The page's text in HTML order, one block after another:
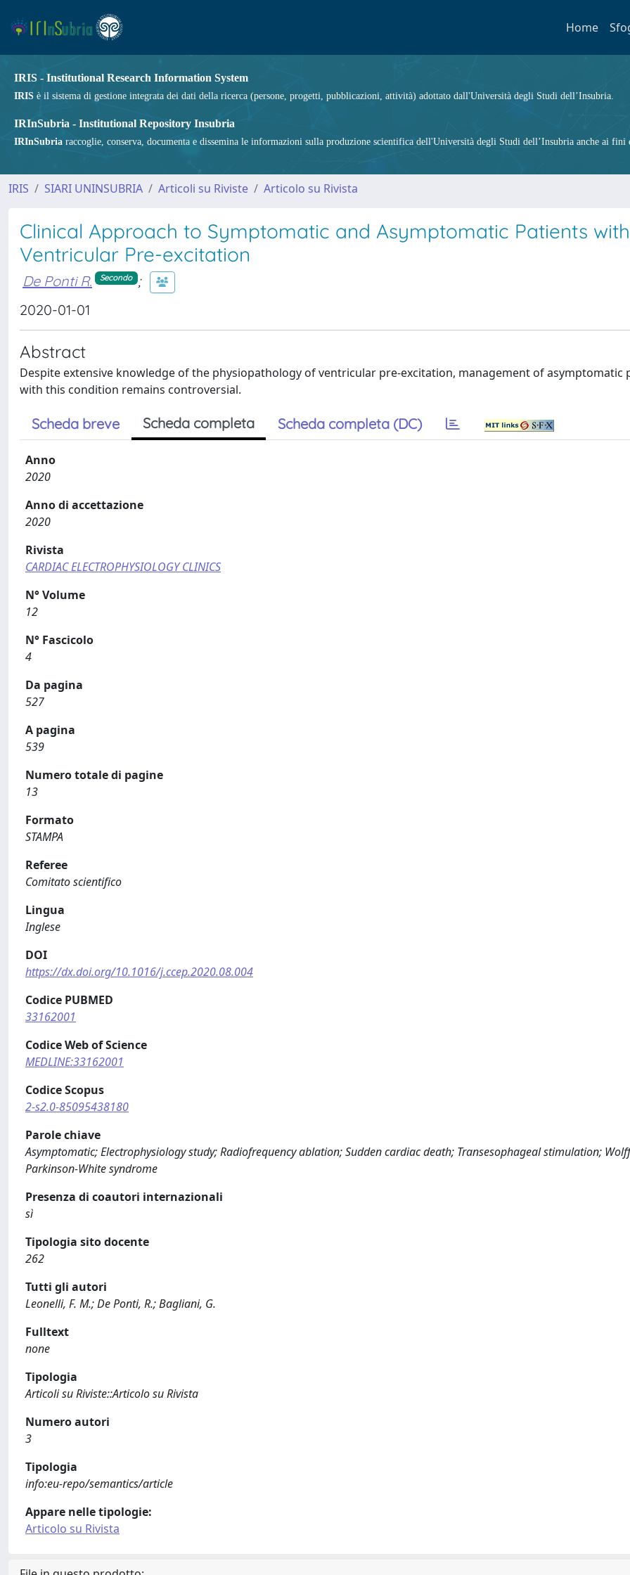
Home
IRIS - Institutional Research Information System
IRIS è il sistema di gestione integrata dei dati della ricerca (persone, progetti, pubblicazioni, attività) adottato dall'Università degli Studi dell’Insubria.
IRInSubria - Institutional Repository Insubria
IRInSubria raccoglie, conserva, documenta e dissemina le informazioni sulla produzione scientifica dell'Università degli Studi dell’Insubria anche ai fini
IRIS SIARI UNINSUBRIA Articoli su Riviste Articolo su Rivista
Clinical Approach to Symptomatic and Asymptomatic Patients with
Ventricular Pre-excitation
De Ponti R. Secondo ;
2020-01-01
Abstract
Despite extensive knowledge of the physiopathology of ventricular pre-excitation, management of asymptomatic
with this condition remains controversial.
Scheda breve Scheda completa Scheda completa (DC)
Anno
2020
Anno di accettazione
2020
Rivista
CARDIAC ELECTROPHYSIOLOGY CLINICS
N° Volume
12
N° Fascicolo
4
Da pagina
527
A pagina
539
Numero totale di pagine
13
Formato
STAMPA
Referee
Comitato scientifico
Lingua
Inglese
DOI
https://dx.doi.org/10.1016/j.ccep.2020.08.004
Codice PUBMED
33162001
Codice Web of Science
MEDLINE:33162001
Codice Scopus
2-s2.0-85095438180
Parole chiave
Asymptomatic; Electrophysiology study; Radiofrequency ablation; Sudden cardiac death; Transesophageal stimulation;
Parkinson-White syndrome
Presenza di coautori internazionali
sì
Tipologia sito docente
262
Tutti gli autori
Leonelli, F. M.; De Ponti, R.; Bagliani, G.
Fulltext
none
Tipologia
Articoli su Riviste::Articolo su Rivista
Numero autori
3
Tipologia
info:eu-repo/semantics/article
Appare nelle tipologie:
Articolo su Rivista